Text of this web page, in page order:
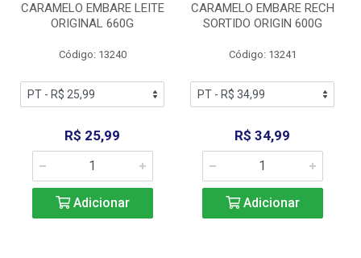
CARAMELO EMBARE LEITE
ORIGINAL 660G
Código: 13240
R$ 25,99
Adicionar
CARAMELO EMBARE RECH
SORTIDO ORIGIN 600G
Código: 13241
R$ 34,99
Adicionar